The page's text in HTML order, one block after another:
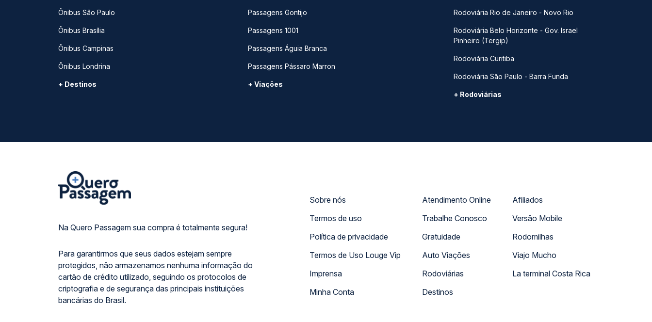
Ônibus São Paulo
Ônibus Brasília
Ônibus Campinas
Ônibus Londrina
+ Destinos
Passagens Gontijo
Passagens 1001
Passagens Águia Branca
Passagens Pássaro Marron
+ Viações
Rodoviária Rio de Janeiro - Novo Rio
Rodoviária Belo Horizonte - Gov. Israel
Pinheiro (Tergip)
Rodoviária Curitiba
Rodoviária São Paulo - Barra Funda
+ Rodoviárias
Na Quero Passagem sua compra é totalmente segura!
Para garantirmos que seus dados estejam sempre
protegidos, não armazenamos nenhuma informação do
cartão de crédito utilizado, seguindo os protocolos de
criptografia e de segurança das principais instituições
bancárias do Brasil.
Sobre nós
Termos de uso
Política de privacidade
Termos de Uso Louge Vip
Imprensa
Minha Conta
Atendimento Online
Trabalhe Conosco
Gratuidade
Auto Viações
Rodoviárias
Destinos
Afiliados
Versão Mobile
Rodomilhas
Viajo Mucho
La terminal Costa Rica